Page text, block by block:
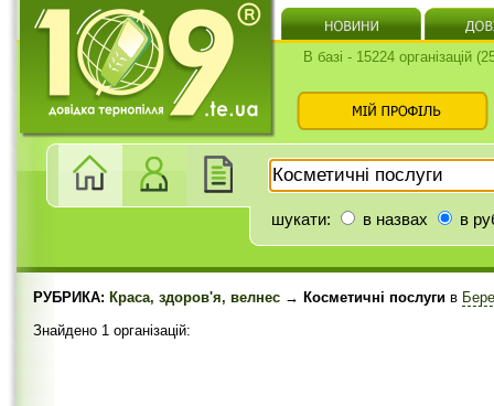
В базі - 15224 організацій
шукати: в назвах в
РУБРИКА: Краса, здоров'я, велнес → Косметичні послуги в
Знайдено 1 організацій: